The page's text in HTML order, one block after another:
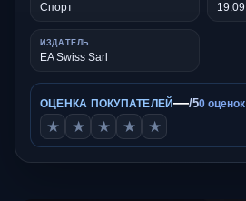
Спорт
ИЗДАТЕЛЬ
EA Swiss Sarl
ОЦЕНКА ПОКУПАТЕЛЕЙ—/50 оценок
★ ★ ★ ★ ★